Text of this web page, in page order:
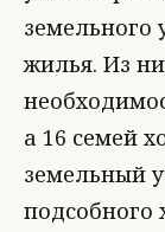
земельного
жилья. Из
а 16 семей
земельный
подсобного